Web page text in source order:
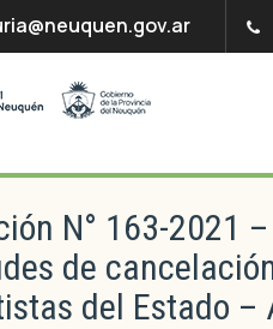
N° 163-2021
de
del Estado –